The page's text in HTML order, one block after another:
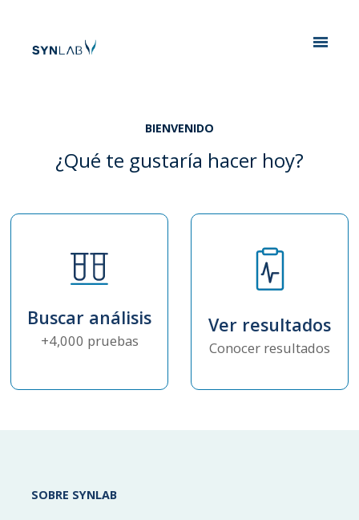
BIENVENIDO
¿Qué te gustaría hacer hoy?
Buscar análisis
+4,000 pruebas
Ver resultados
Conocer resultados
SOBRE SYNLAB